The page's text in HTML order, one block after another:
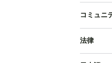
コミュニ
法律